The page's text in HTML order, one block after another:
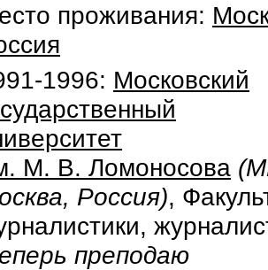
проживания:
1996: Московский
М. В. Ломоносова
Россия),
преподаю